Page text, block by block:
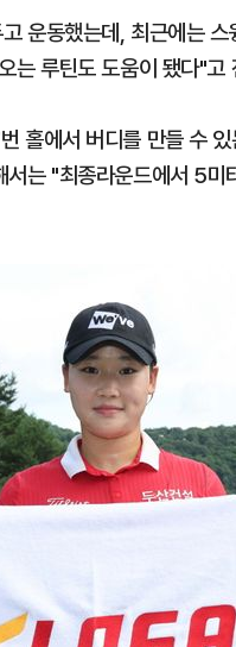
운동했는데, 최근에는
는 루틴도 도움이 됐다"고
홀에서 버디를 만들 수
는 "최종라운드에서 5